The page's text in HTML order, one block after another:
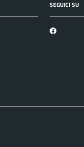
SEGUICI SU
Facebook